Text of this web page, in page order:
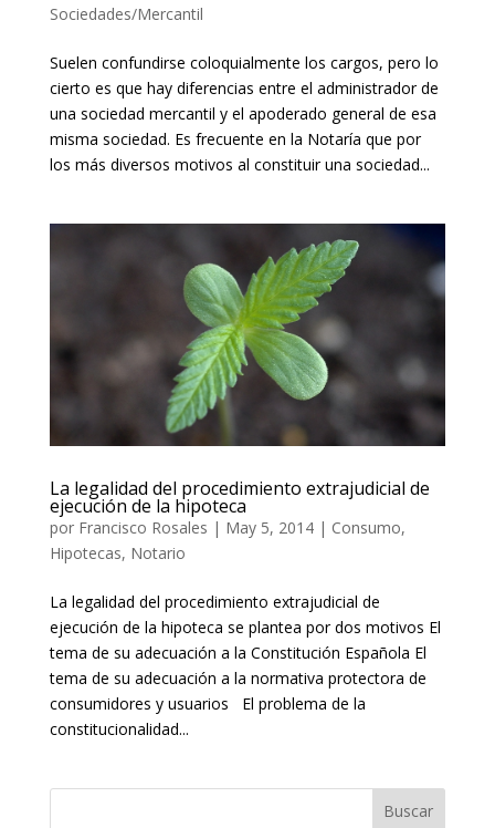
Sociedades/Mercantil
Suelen confundirse coloquialmente los cargos, pero lo
cierto es que hay diferencias entre el administrador de
una sociedad mercantil y el apoderado general de esa
misma sociedad. Es frecuente en la Notaría que por
los más diversos motivos al constituir una sociedad...
La legalidad del procedimiento extrajudicial de
ejecución de la hipoteca
por Francisco Rosales | May 5, 2014| Consumo,
Hipotecas, Notario
La legalidad del procedimiento extrajudicial de
ejecución de la hipoteca se plantea por dos motivos El
tema de su adecuación a la Constitución Española El
tema de su adecuación a la normativa protectora de
consumidores y usuarios El problema de la
constitucionalidad...